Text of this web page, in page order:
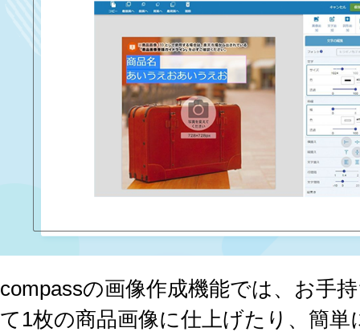
compassの画像作成機能では、お手
て1枚の商品画像に仕上げたり、簡